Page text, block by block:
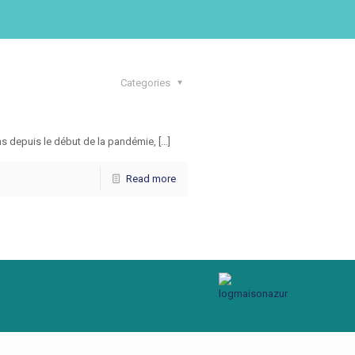
Categories
depuis le début de la pandémie, […]
Read more